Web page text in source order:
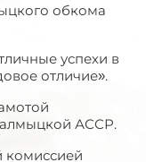
обкома
успехи в
отличие».
АССР.
комиссией